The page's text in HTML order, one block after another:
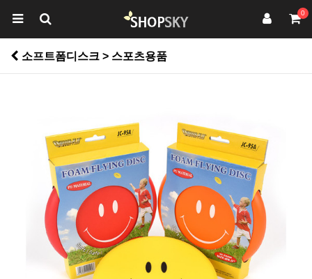
0
소프트폼디스크 > 스포츠용품